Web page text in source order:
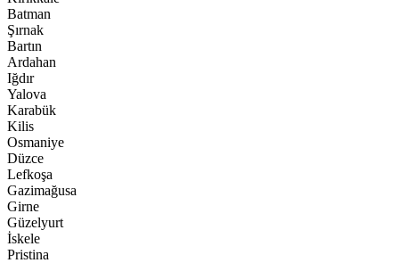
Batman
Şırnak
Bartın
Ardahan
Iğdır
Yalova
Karabük
Kilis
Osmaniye
Düzce
Lefkoşa
Gazimağusa
Girne
Güzelyurt
İskele
Pristina